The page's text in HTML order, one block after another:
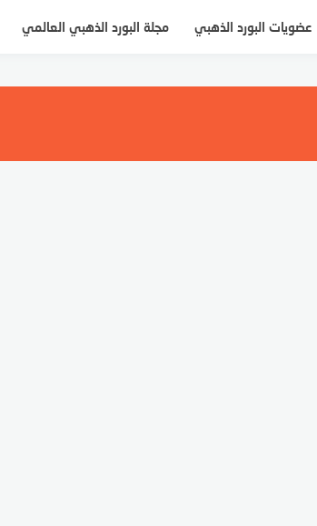
عضويات البورد الذهبي مجلة البورد الذهبي العالمي